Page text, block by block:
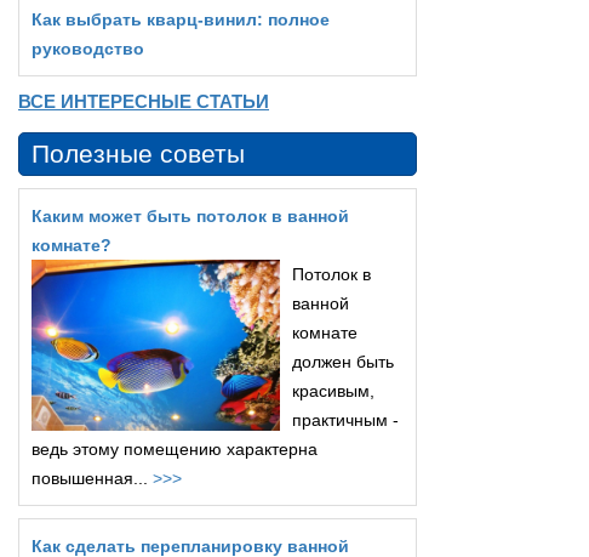
Как выбрать кварц‑винил: полное
руководство
ВСЕ ИНТЕРЕСНЫЕ СТАТЬИ
Полезные советы
Каким может быть потолок в ванной
комнате?
Потолок в
ванной
комнате
должен быть
красивым,
практичным -
ведь этому помещению характерна
повышенная... >>>
Как сделать перепланировку ванной